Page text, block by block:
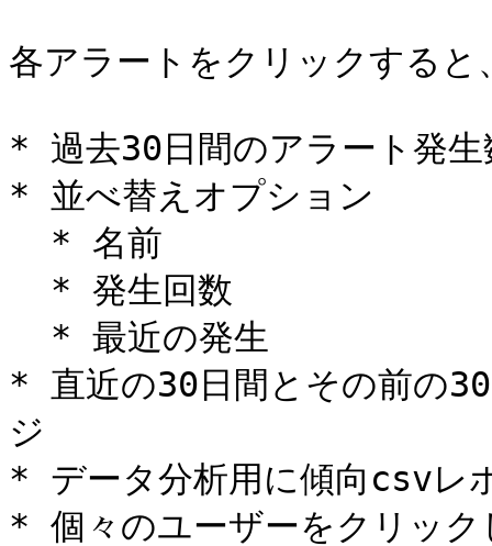
各アラートをクリックする
* 過去30日間のアラート発生
* 並べ替えオプション
* 直近の30日間とその前の
ジ
* データ分析用に傾向csvレ
* 個々のユーザーをクリック